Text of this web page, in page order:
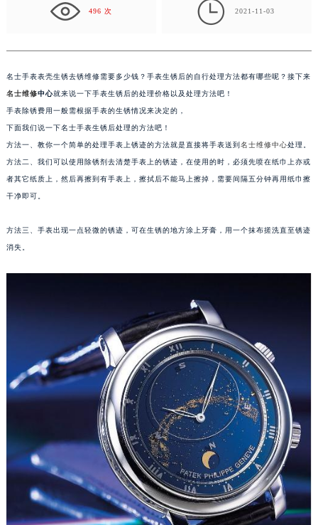
金华市金东区东市南街777号金华万达广场写字楼4号楼22层2209室（需提前预约）
广州市天河区天河路230号万菱汇国际中心写字楼A塔7层704室（需提前预约）
厦门市思明区湖滨东路95号华润大厦写字楼B座11层1104室（需提前预约）
沈阳市沈河区中街路137号亨得利名表服务中心（品牌授权店）1层整层（需提前预约）
沈阳市沈河区中街路83号亨得利名表服务中心（品牌授权店）1层整层（需提前预约）
乌鲁木齐市天山区红山路26号时代广场（CCMALL）C座17层17-B（需提前预约）
温州市鹿城区锦绣路1067号置信广场10层1015室（需提前预约）
哈尔滨市道里区友谊西路600号富力中心T2座写字楼29层03室（需提前预约）
大连市中山区人民路15号国际金融大厦7层G室（需提前预约）
佛山市禅城区季华五路57号万科金融中心C座12层1205室（需提前预约）
东莞市东城街道鸿福东路1号民盈国贸中心T1写字楼9层907室（需提前预约）
496 次  2021-11-03
名士手表表壳生锈去锈维修需要多少钱？手表生锈后的自行处理方法都有哪些呢？接下来
名士维修中心就来说一下手表生锈后的处理价格以及处理方法吧！
手表除锈费用一般需根据手表的生锈情况来决定的，
下面我们说一下名士手表生锈后处理的方法吧！
方法一、教你一个简单的处理手表上锈迹的方法就是直接将手表送到 名士维修中心处理。
方法二、我们可以使用除锈剂去清楚手表上的锈迹，在使用的时，必须先喷在纸巾上亦或
者其它纸质上，然后再擦到有手表上，擦拭后不能马上擦掉，需要间隔五分钟再用纸巾擦
干净即可。
方法三、手表出现一点轻微的锈迹，可在生锈的地方涂上牙膏，用一个抹布搓洗直至锈迹
消失。